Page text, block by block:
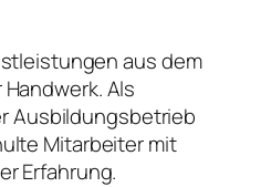
aus dem
Als
Ausbildungsbetrieb
Mitarbeiter mit
Erfahrung.